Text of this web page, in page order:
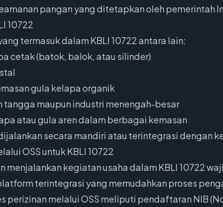
pangan yang ditetapkan oleh pemerintah
10722
termasuk dalam KBLI 10722 antara lain:
cetak (batok, balok, atau silinder)
gula kelapa organik
tangga maupun industri menengah-besar
atau gula aren dalam berbagai kemasan
secara mandiri atau terintegrasi dengan
OSS untuk KBLI 10722
menjalankan kegiatan usaha dalam KBLI 10722
terintegrasi yang memudahkan proses
perizinan melalui OSS meliputi pendaftaran NIB